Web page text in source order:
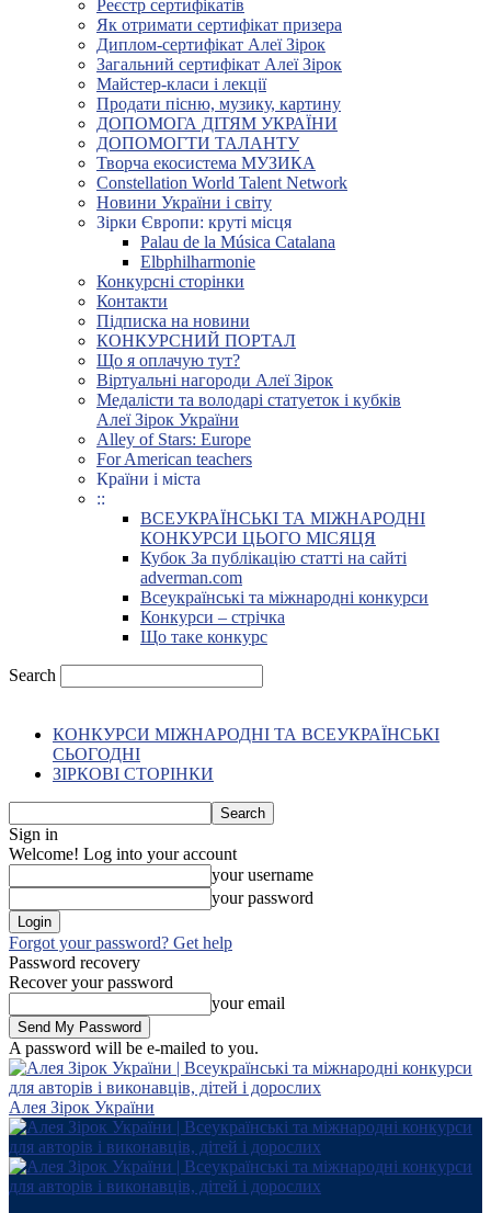
Реєстр сертифікатів
Як отримати сертифікат призера
Диплом-сертифікат Алеї Зірок
Загальний сертифікат Алеї Зірок
Майстер-класи і лекції
Продати пісню, музику, картину
ДОПОМОГА ДІТЯМ УКРАЇНИ
ДОПОМОГТИ ТАЛАНТУ
Творча екосистема МУЗИКА
Constellation World Talent Network
Новини України і світу
Зірки Європи: круті місця
Palau de la Música Catalana
Elbphilharmonie
Конкурсні сторінки
Контакти
Підписка на новини
КОНКУРСНИЙ ПОРТАЛ
Що я оплачую тут?
Віртуальні нагороди Алеї Зірок
Медалісти та володарі статуеток і кубків
Алеї Зірок України
Alley of Stars: Europe
For American teachers
Країни і міста
::
ВСЕУКРАЇНСЬКІ ТА МІЖНАРОДНІ
КОНКУРСИ ЦЬОГО МІСЯЦЯ
Кубок За публікацію статті на сайті
adverman.com
Всеукраїнські та міжнародні конкурси
Конкурси – стрічка
Що таке конкурс
Search
КОНКУРСИ МІЖНАРОДНІ ТА ВСЕУКРАЇНСЬКІ
СЬОГОДНІ
ЗІРКОВІ СТОРІНКИ
Sign in
Welcome! Log into your account
your username
your password
Forgot your password? Get help
Password recovery
Recover your password
your email
A password will be e-mailed to you.
Алея Зірок України